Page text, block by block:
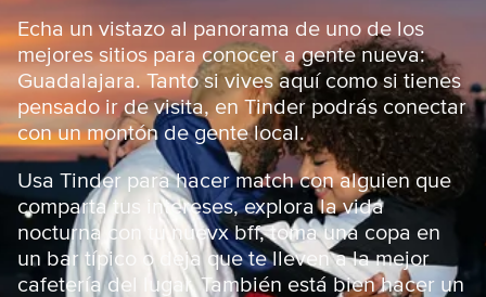
c
i
o
Echa un vistazo al panorama de uno de los
mejores sitios para conocer a gente nueva:
Guadalajara. Tanto si vives aquí como si tienes
pensado ir de visita, en Tinder podrás conectar
con un montón de gente local.
Usa Tinder para hacer match con alguien que
comparta tus intereses, explora la vida
nocturna con tu nuevx bff, toma una copa en
un bar típico o deja que te lleven a la mejor
cafetería del lugar. También está bien hacer un